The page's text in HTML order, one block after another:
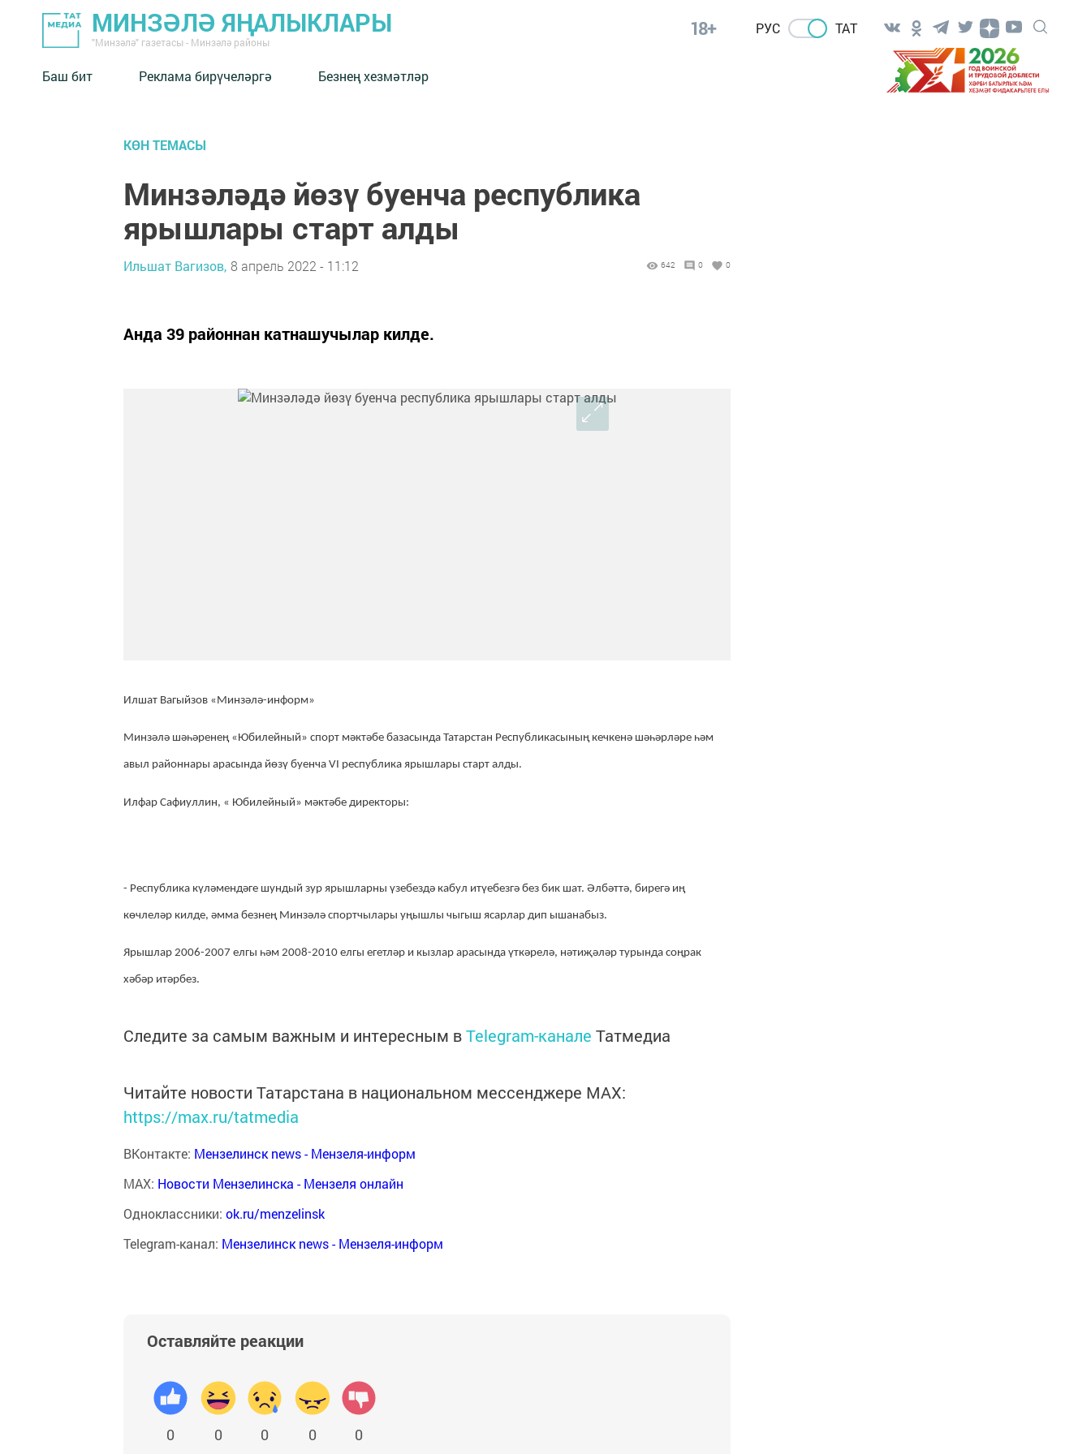
МИНЗӘЛӘ ЯҢАЛЫКЛАРЫ
"Минзәлә" газетасы - Минзәлә районы
18+ РУС ТАТ
Баш бит Реклама бирүчеләргә Безнең хезмәтләр
КӨН ТЕМАСЫ
Минзәләдә йөзү буенча республика
ярышлары старт алды
Ильшат Вагизов, 8 апрель 2022 - 11:12 642 0 0
Анда 39 районнан катнашучылар килде.
Илшат Вагыйзов «Минзәлә-информ»
Минзәлә шәһәренең «Юбилейный» спорт мәктәбе базасында Татарстан Республикасының кечкенә шәһәрләре һәм
авыл районнары арасында йөзү буенча VI республика ярышлары старт алды.
Илфар Сафиуллин, « Юбилейный» мәктәбе директоры:
- Республика күләмендәге шундый зур ярышларны үзебездә кабул итүебезгә без бик шат. Әлбәттә, бирегә иң
көчлеләр килде, әмма безнең Минзәлә спортчылары уңышлы чыгыш ясарлар дип ышанабыз.
Ярышлар 2006-2007 елгы һәм 2008-2010 елгы егетләр и кызлар арасында үткәрелә, нәтиҗәләр турында соңрак
хәбәр итәрбез.
Следите за самым важным и интересным вTelegram-канале Татмедиа
Читайте новости Татарстана в национальном мессенджере MАХ:
https://max.ru/tatmedia
ВКонтакте: Мензелинск news - Мензеля-информ
MAX: Новости Мензелинска - Мензеля онлайн
Одноклассники: ok.ru/menzelinsk
Telegram-канал: Мензелинск news - Мензеля-информ
Оставляйте реакции
0 0 0 0 0